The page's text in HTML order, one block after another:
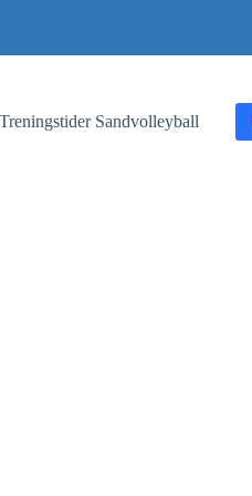
Treningstider Sandvolleyball